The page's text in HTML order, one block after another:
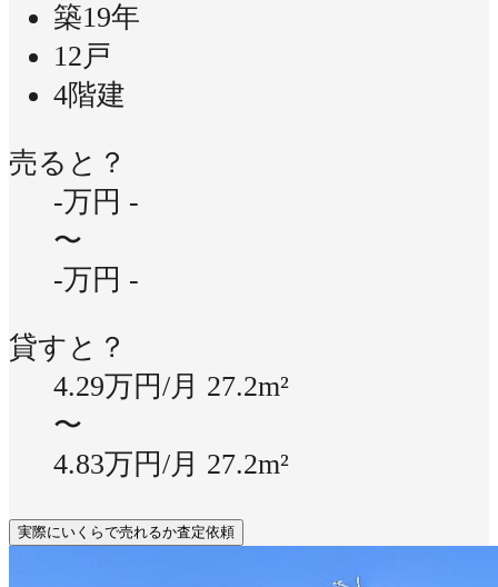
築19年
12戸
4階建
売ると？
-万円 -
〜
-万円 -
貸すと？
4.29万円/月 27.2m²
〜
4.83万円/月 27.2m²
実際にいくらで売れるか査定依頼